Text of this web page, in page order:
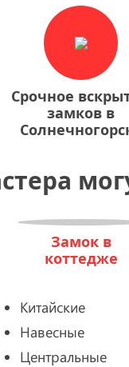
Срочное
замков в
Замок в
коттедже
Китайские
Навесные
Центральные